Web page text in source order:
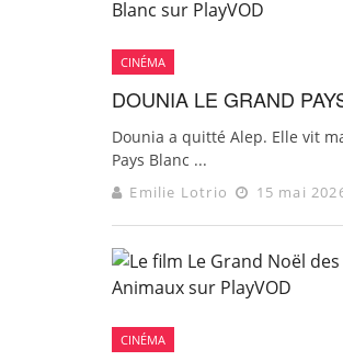
CINÉMA
DOUNIA LE GRAND
Dounia a quitté Alep. Elle vit
Pays Blanc ...
Emilie Lotrio 15 mai
CINÉMA